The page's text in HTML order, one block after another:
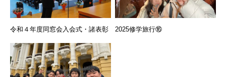
令和４年度同窓会入会式・諸表彰 2025修学旅行⑯